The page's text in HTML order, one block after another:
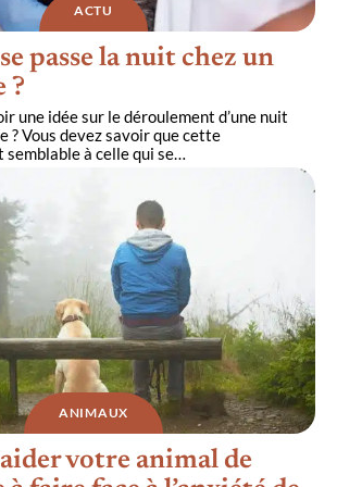
ACTU
passe la nuit chez un
?
une idée sur le déroulement d’une nuit
? Vous devez savoir que cette
à celle qui se…
ANIMAUX
votre animal de